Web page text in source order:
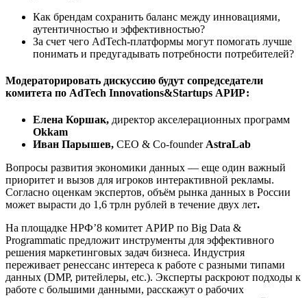
Как брендам сохранить баланс между инновациями,
аутентичностью и эффективностью?
За счет чего AdTech-платформы могут помогать лучше
понимать и предугадывать потребности потребителей?
Модераторировать дискуссию будут сопредседатели
комитета по AdTech Innovations&Startups АРИР:
​​Елена Коршак, директор акселерационных программ
Okkam
Иван Парышев, CEO & Сo-founder AstraLab
Вопросы развития экономики данных — еще один важный
приоритет и вызов для игроков интерактивной рекламы.
Согласно оценкам экспертов, объём рынка данных в России
может вырасти до 1,6 трлн рублей в течение двух лет.
На площадке НРФ’8 комитет АРИР по Big Data &
Programmatic предложит инструменты для эффективного
решения маркетинговых задач бизнеса. Индустрия
переживает ренессанс интереса к работе с разными типами
данных (DMP, ритейлеры, etc.). Эксперты раскроют подходы к
работе с большими данными, расскажут о рабочих